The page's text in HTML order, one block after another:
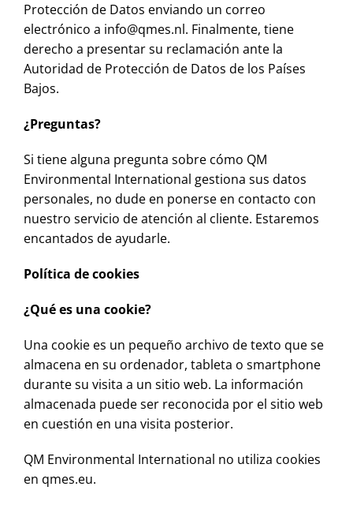
Protección de Datos enviando un correo
electrónico a info@qmes.nl. Finalmente, tiene
derecho a presentar su reclamación ante la
Autoridad de Protección de Datos de los Países
Bajos.
¿Preguntas?
Si tiene alguna pregunta sobre cómo QM
Environmental International gestiona sus datos
personales, no dude en ponerse en contacto con
nuestro servicio de atención al cliente. Estaremos
encantados de ayudarle.
Política de cookies
¿Qué es una cookie?
Una cookie es un pequeño archivo de texto que se
almacena en su ordenador, tableta o smartphone
durante su visita a un sitio web. La información
almacenada puede ser reconocida por el sitio web
en cuestión en una visita posterior.
QM Environmental International no utiliza cookies
en qmes.eu.